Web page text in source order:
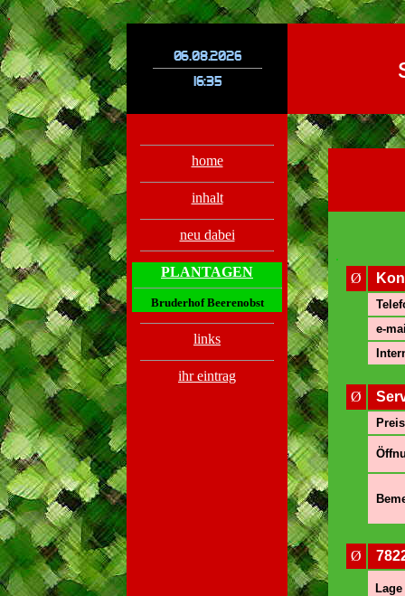
.
home
inhalt
neu dabei
PLANTAGEN
Bruderhof Beerenobst
links
ihr eintrag
.
Ø
e-
Ø
Ø